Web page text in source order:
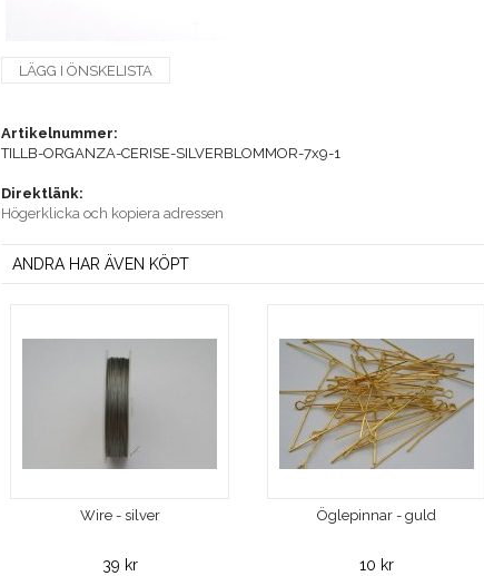
LÄGG I ÖNSKELISTA
Artikelnummer:
TILLB-ORGANZA-CERISE-SILVERBLOMMOR-7x9-1
Direktlänk:
Högerklicka och kopiera adressen
ANDRA HAR ÄVEN KÖPT
Wire - silver
39 kr
Öglepinnar - guld
10 kr